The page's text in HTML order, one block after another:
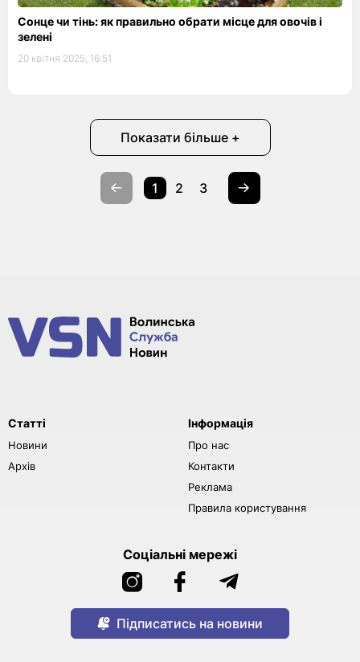
Сонце чи тінь: як правильно обрати місце для овочів і
зелені
20 квітня 2025, 16:51
Показати більше +
1 2 3
Статті
Новини
Архів
Інформація
Про нас
Контакти
Реклама
Правила користування
Соціальні мережі
Підписатись на новини